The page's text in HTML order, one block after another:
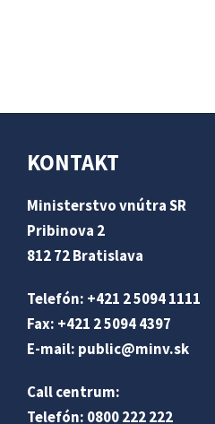
KONTAKT
Ministerstvo vnútra SR
Pribinova 2
812 72 Bratislava
Telefón: +421 2 5094 1111
Fax: +421 2 5094 4397
E-mail: public@minv.sk
Call centrum:
Telefón: 0800 222 222